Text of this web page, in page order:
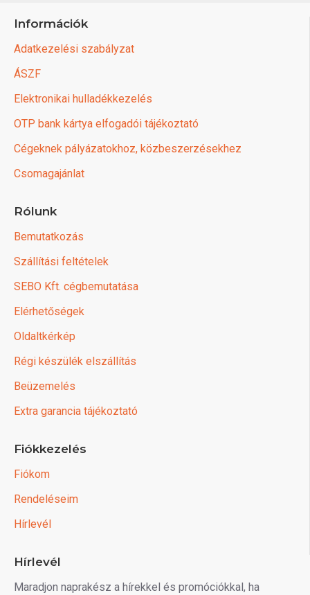
Információk
Adatkezelési szabályzat
ÁSZF
Elektronikai hulladékkezelés
OTP bank kártya elfogadói tájékoztató
Cégeknek pályázatokhoz, közbeszerzésekhez
Csomagajánlat
Rólunk
Bemutatkozás
Szállítási feltételek
SEBO Kft. cégbemutatása
Elérhetőségek
Oldaltkérkép
Régi készülék elszállítás
Beüzemelés
Extra garancia tájékoztató
Fiókkezelés
Fiókom
Rendeléseim
Hírlevél
Hírlevél
Maradjon naprakész a hírekkel és promóciókkal, ha